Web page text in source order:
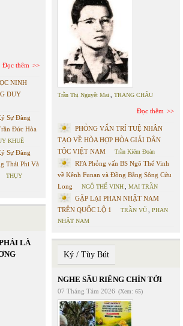
Đọc thêm
NINH
DUY
Sự Đàng
Đức Hòa
KHUÊ
Sự Đàng
Thái Phi Và
THỤY
LÀ
Trần Thị Nguyệt Mai TRANG CHÂU
Đọc thêm
PHỎNG VẤN TRÍ TUỆ NHÂN
TẠO VỀ HÒA HỢP HÒA GIẢI DÂN
TỘC VIỆT NAM
Trần Kiêm Đoàn
RFA Phỏng vấn BS Ngô Thế Vinh
về Kênh Funan và Đồng Bằng Sông Cửu
Long
NGÔ THẾ VINH MAI TRẦN
GẶP LẠI PHAN NHẬT NAM
TRÊN QUỐC LỘ 1
TRẦN VŨ
PHAN
NHẬT NAM
Ký / Tùy Bút
NGHE SẦU RIÊNG CHÍN TỚI
07 Tháng Tám 2026 (Xem: 65)